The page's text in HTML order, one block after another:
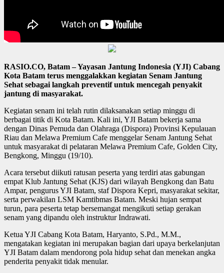
RASIO.CO, Batam – Yayasan Jantung Indonesia (YJI) Cabang
Kota Batam terus menggalakkan kegiatan Senam Jantung
Sehat sebagai langkah preventif untuk mencegah penyakit
jantung di masyarakat.
Kegiatan senam ini telah rutin dilaksanakan setiap minggu di
berbagai titik di Kota Batam. Kali ini, YJI Batam bekerja sama
dengan Dinas Pemuda dan Olahraga (Dispora) Provinsi Kepulauan
Riau dan Melawa Premium Cafe menggelar Senam Jantung Sehat
untuk masyarakat di pelataran Melawa Premium Cafe, Golden City,
Bengkong, Minggu (19/10).
Acara tersebut diikuti ratusan peserta yang terdiri atas gabungan
empat Klub Jantung Sehat (KJS) dari wilayah Bengkong dan Batu
Ampar, pengurus YJI Batam, staf Dispora Kepri, masyarakat sekitar,
serta perwakilan LSM Kamtibmas Batam. Meski hujan sempat
turun, para peserta tetap bersemangat mengikuti setiap gerakan
senam yang dipandu oleh instruktur Indrawati.
Ketua YJI Cabang Kota Batam, Haryanto, S.Pd., M.M.,
mengatakan kegiatan ini merupakan bagian dari upaya berkelanjutan
YJI Batam dalam mendorong pola hidup sehat dan menekan angka
penderita penyakit tidak menular.